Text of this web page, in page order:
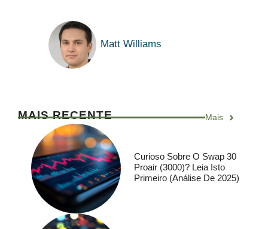
Matt Williams
MAIS RECENTE Mais
Curioso Sobre O Swap 30
Proair (3000)? Leia Isto
Primeiro (análise De 2025)